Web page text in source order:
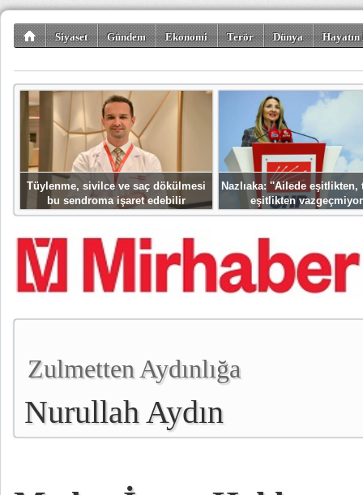
Siyaset Gündem Ekonomi Terör Dünya
Tüylenme, sivilce ve saç dökülmesi
bu sendroma işaret edebilir
Nazlıaka: ''Ailede eşitlikten,
eşitlikten
Zulmetten Aydınlığa
Nurullah Aydın